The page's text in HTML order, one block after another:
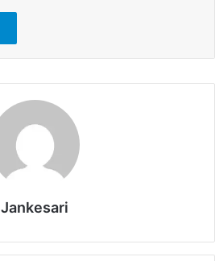
Jankesari